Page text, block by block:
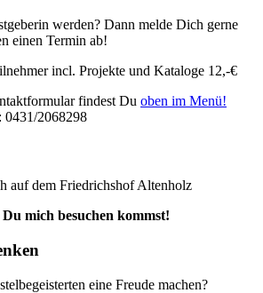
werden? Dann melde Dich gerne
einen Termin ab!
incl. Projekte und Kataloge 12,-€
findest Du oben im Menü!
0431/2068298
auf dem Friedrichshof Altenholz
mich besuchen kommst!
eine Freude machen?